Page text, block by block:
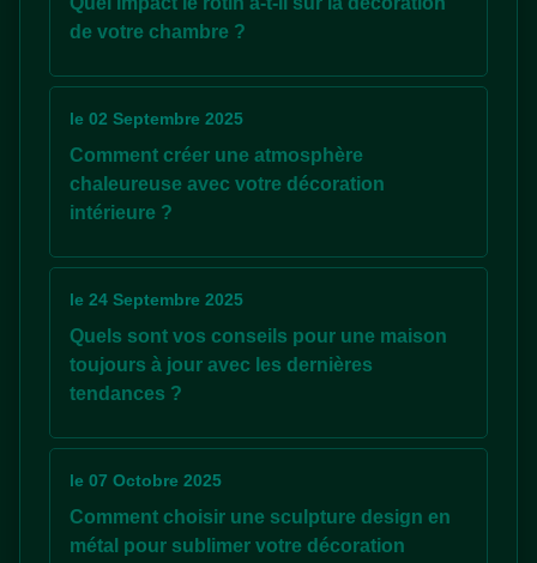
de votre chambre ?
le 02 Septembre 2025
Comment créer une atmosphère
chaleureuse avec votre décoration
intérieure ?
le 24 Septembre 2025
Quels sont vos conseils pour une maison
toujours à jour avec les dernières
tendances ?
le 07 Octobre 2025
Comment choisir une sculpture design en
métal pour sublimer votre décoration